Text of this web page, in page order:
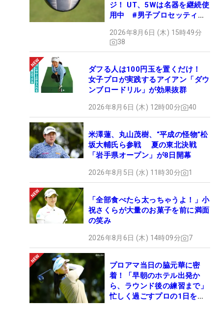
ジ！ UT、5Wは名器を継続使
用中 #男子プロセッティン
2026年8月6日 (木) 15時49分
38
ダフる人は100円玉を置くだけ！
女子プロが実践するアイアン「ダウ
ンブロードリル」が効果抜群
2026年8月6日 (木) 12時00分 40
米澤蓮、丸山茂樹、“平成の怪物”松
坂大輔氏ら参戦 夏の東北決戦
「岩手県オープン」が8日開幕
2026年8月5日 (水) 11時30分 1
「全部食べたら太っちゃうよ！」小
祝さくらが大量のお菓子を前に満面
の笑み
2026年8月6日 (木) 14時09分 7
プロアマ当日の脇元華に密
着！「早朝のホテル出発か
ら、ラウンド後の練習まで」
忙しく過ごすプロの1日を公